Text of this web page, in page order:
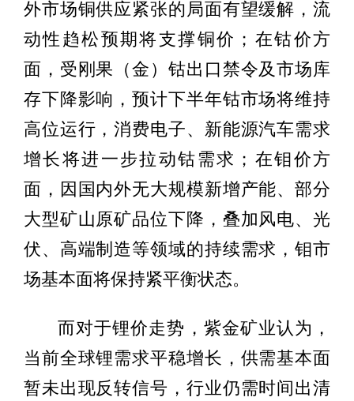
外市场铜供应紧张的局面有望缓解，流
动性趋松预期将支撑铜价；在钴价方
面，受刚果（金）钴出口禁令及市场库
存下降影响，预计下半年钴市场将维持
高位运行，消费电子、新能源汽车需求
增长将进一步拉动钴需求；在钼价方
面，因国内外无大规模新增产能、部分
大型矿山原矿品位下降，叠加风电、光
伏、高端制造等领域的持续需求，钼市
场基本面将保持紧平衡状态。
而对于锂价走势，紫金矿业认为，
当前全球锂需求平稳增长，供需基本面
暂未出现反转信号，行业仍需时间出清